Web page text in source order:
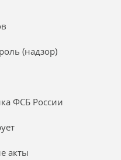
(надзор)
ФСБ России
акты